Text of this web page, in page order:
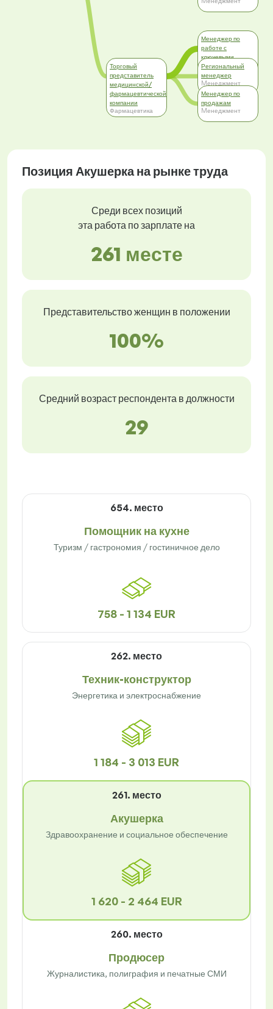
Торговый
представитель
медицинской/
фармацевтической
компании
Фармацевтика
Менеджер по
работе с
ключевыми
клиентами
Коммерция
Региональный
менеджер
Mенеджмент
Менеджер по
продажам
Mенеджмент
Позиция Акушерка на рынке труда
Среди всех позиций
эта работа по зарплате на
261 месте
Представительство женщин в положении
100%
Средний возраст респондента в должности
29
654. место
Помощник на кухне
Туризм / гастрономия / гостиничное дело
758 - 1 134 EUR
262. место
Техник-конструктор
Энергетика и электроснабжение
1 184 - 3 013 EUR
261. место
Акушерка
Здравоохранение и социальное обеспечение
1 620 - 2 464 EUR
260. место
Продюсер
Журналистика, полиграфия и печатные СМИ